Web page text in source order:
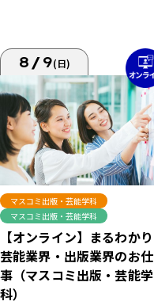
8/9(日)
マスコミ出版・芸能学科
マスコミ出版・芸能学科
【オンライン】まるわかり
芸能業界・出版業界のお仕
事（マスコミ出版・芸能学
科）